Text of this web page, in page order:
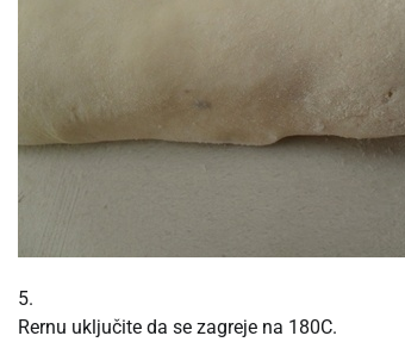
5.
Rernu uključite da se zagreje na 180C.